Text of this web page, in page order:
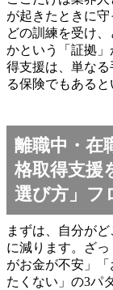
が起きたときに守
どの訓練を受け
かという「証拠
得支援は、単な
る保険でもあると
離職中・在
格取得支援
選び方」フ
まずは、自分が
に減ります。ざ
がお金が不安」
たくない」の3パ